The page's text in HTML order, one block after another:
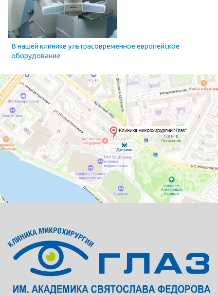
В нашей клинике ультрасовременное европейское
оборудование